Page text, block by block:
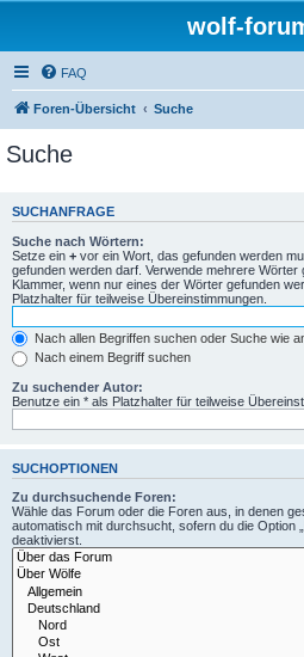
wolf-
FAQ
Foren-Übersicht Suche
Suche
SUCHANFRAGE
Suche nach Wörtern:
Setze ein + vor ein Wort, das gefunden werden
gefunden werden darf. Verwende mehrere Wörter
Klammer, wenn nur eines der Wörter gefunden
Platzhalter für teilweise Übereinstimmungen.
Nach allen Begriffen suchen oder Suche wie
Nach einem Begriff suchen
Zu suchender Autor:
Benutze ein * als Platzhalter für teilweise
SUCHOPTIONEN
Zu durchsuchende Foren:
Wähle das Forum oder die Foren aus, in denen
automatisch mit durchsucht, sofern du die Option
deaktivierst.